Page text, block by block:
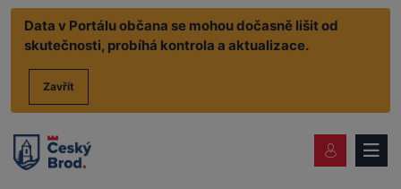
Data v Portálu občana se mohou dočasně lišit od
skutečnosti, probíhá kontrola a aktualizace.
Zavřít